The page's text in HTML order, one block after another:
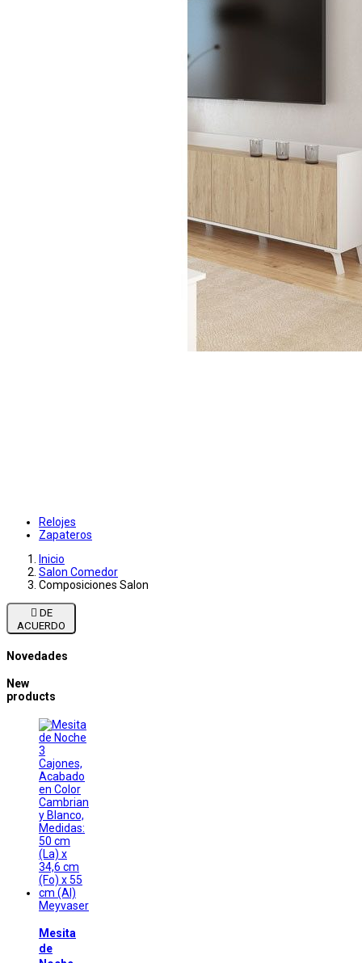
Relojes
Zapateros
Inicio
Salon Comedor
Composiciones Salon

ACUERDO
Novedades
New
products
Meyvaser
Mesita
de